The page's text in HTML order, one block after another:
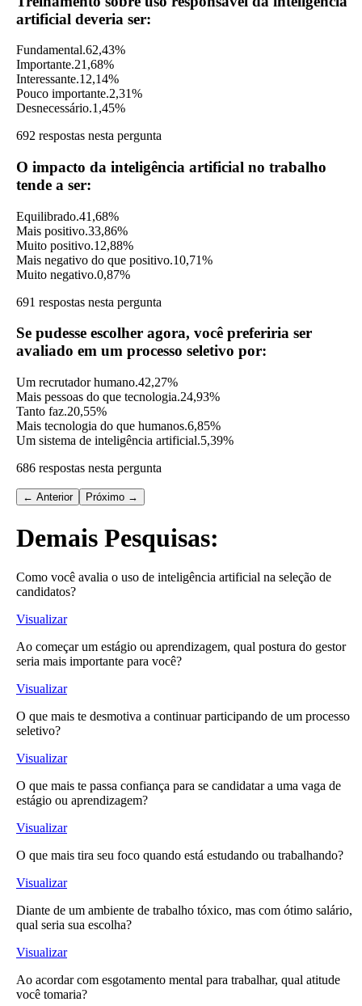
artificial deveria ser:
Fundamental.62,43%
Importante.21,68%
Interessante.12,14%
Pouco importante.2,31%
Desnecessário.1,45%
692 respostas nesta pergunta
O impacto da inteligência artificial no trabalho
tende a ser:
Equilibrado.41,68%
Mais positivo.33,86%
Muito positivo.12,88%
Mais negativo do que positivo.10,71%
Muito negativo.0,87%
691 respostas nesta pergunta
Se pudesse escolher agora, você preferiria ser
avaliado em um processo seletivo por:
Um recrutador humano.42,27%
Mais pessoas do que tecnologia.24,93%
Tanto faz.20,55%
Mais tecnologia do que humanos.6,85%
Um sistema de inteligência artificial.5,39%
686 respostas nesta pergunta
← Anterior Próximo →
Demais Pesquisas:
Como você avalia o uso de inteligência artificial na seleção de
candidatos?
Visualizar
Ao começar um estágio ou aprendizagem, qual postura do gestor
seria mais importante para você?
Visualizar
O que mais te desmotiva a continuar participando de um processo
seletivo?
Visualizar
O que mais te passa confiança para se candidatar a uma vaga de
estágio ou aprendizagem?
Visualizar
O que mais tira seu foco quando está estudando ou trabalhando?
Visualizar
Diante de um ambiente de trabalho tóxico, mas com ótimo salário,
qual seria sua escolha?
Visualizar
Ao acordar com esgotamento mental para trabalhar, qual atitude
você tomaria?